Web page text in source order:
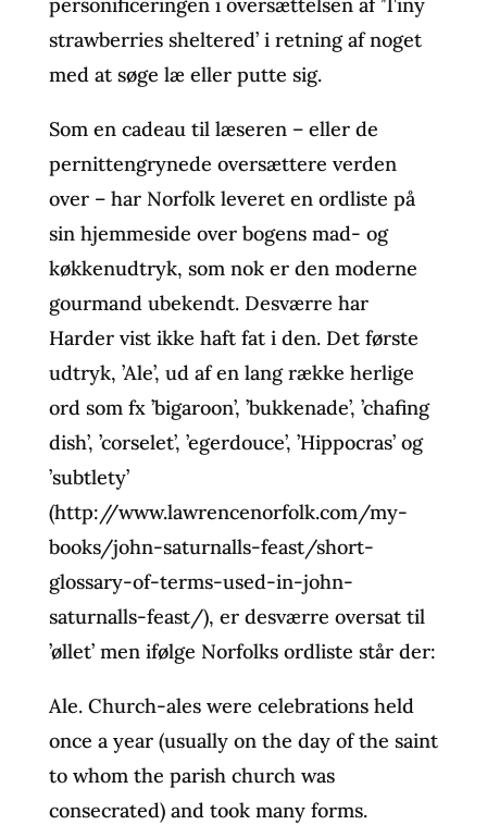
strawberries sheltered’ i retning af noget
med at søge læ eller putte sig.
Som en cadeau til læseren – eller de
pernittengrynede oversættere verden
over – har Norfolk leveret en ordliste på
sin hjemmeside over bogens mad- og
køkkenudtryk, som nok er den moderne
gourmand ubekendt. Desværre har
Harder vist ikke haft fat i den. Det første
udtryk, ’Ale’, ud af en lang række herlige
ord som fx ’bigaroon’, ’bukkenade’, ’chafing
dish’, ’corselet’, ’egerdouce’, ’Hippocras’ og
’subtlety’
(http://www.lawrencenorfolk.com/my-
books/john-saturnalls-feast/short-
glossary-of-terms-used-in-john-
saturnalls-feast/), er desværre oversat til
’øllet’ men ifølge Norfolks ordliste står der:
Ale. Church-ales were celebrations held
once a year (usually on the day of the saint
to whom the parish church was
consecrated) and took many forms.